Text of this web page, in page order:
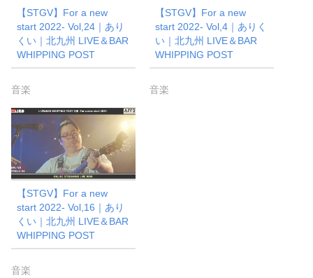
【STGV】For a new
start 2022- Vol,24｜あり
くい｜北九州 LIVE＆BAR
WHIPPING POST
音楽
【STGV】For a new
start 2022- Vol,4｜ありく
い｜北九州 LIVE＆BAR
WHIPPING POST
音楽
【STGV】For a new
start 2022- Vol,16｜あり
くい｜北九州 LIVE＆BAR
WHIPPING POST
音楽